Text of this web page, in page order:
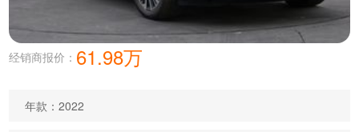
经销商报价： 61.98万
年款：2022